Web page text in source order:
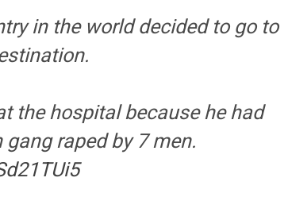
in the world decided to go to
the hospital because he had
raped by 7 men.